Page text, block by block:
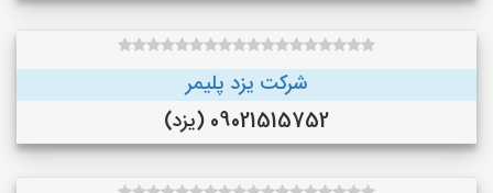
شرکت یزد پلیمر
09021515752 (یزد)